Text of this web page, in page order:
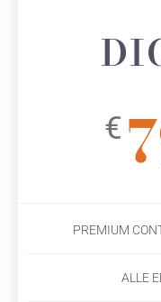
€
PREMIUM
ALLE